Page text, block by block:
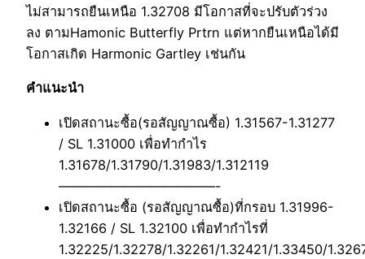
ไม่สามารถยืนเหนือ 1.32708 มีโอกาสที่จะปรับตัวร่วง
ลง ตามHamonic Butterfly Prtrn แต่หากยืนเหนือได้มี
โอกาสเกิด Harmonic Gartley เช่นกัน
คำแนะนำ
เปิดสถานะซื้อ(รอสัญญาณซื้อ) 1.31567-1.31277
/ SL 1.31000 เพื่อทำกำไร
1.31678/1.31790/1.31983/1.312119
————————————-
เปิดสถานะซื้อ (รอสัญญาณซื้อ)ที่กรอบ 1.31996-
1.32166 / SL 1.32100 เพื่อทำกำไรที่
1.32225/1.32278/1.32261/1.32421/1.33450/